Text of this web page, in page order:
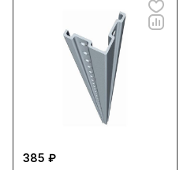
385 ₽